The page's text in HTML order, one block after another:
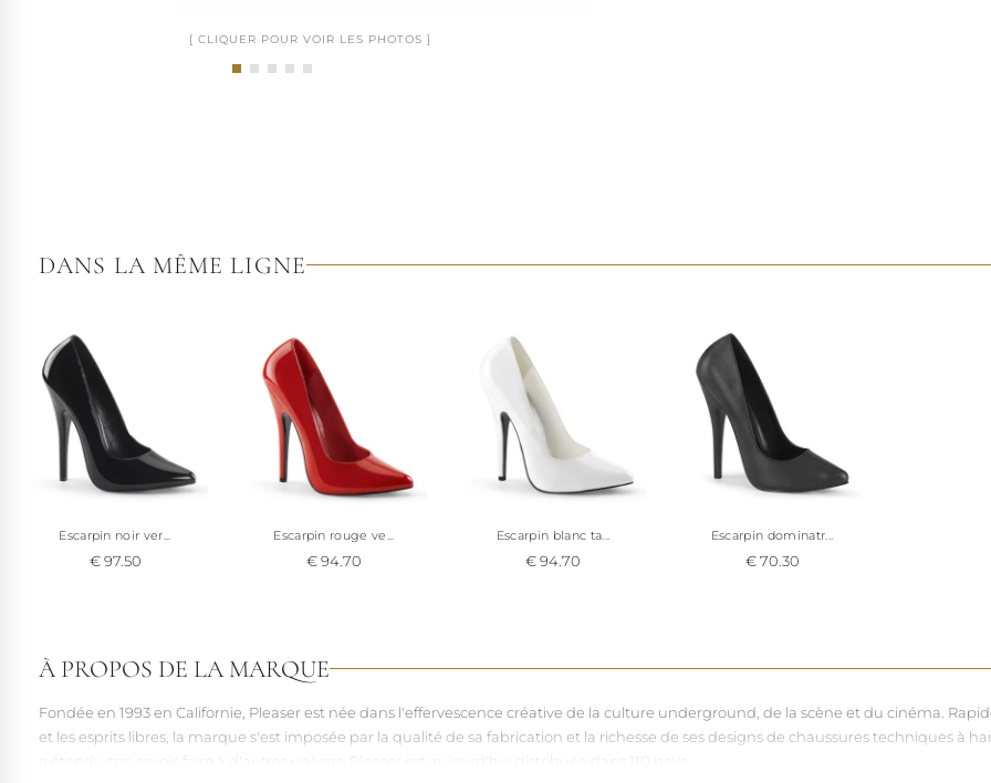
DANS LA MÊME LIGNE
Escarpin noir ver...
€ 97.50
Escarpin rouge ve...
€ 94.70
Escarpin blanc ta...
€ 94.70
Escarpin dominatr...
€ 70.30
À PROPOS DE LA MARQUE
Fondée en 1993 en Californie, Pleaser est née dans l'effervescence créative de la culture underground, de la scène et du cinéma.
et les esprits libres, la marque s'est imposée par la qualité de sa fabrication et la richesse de ses designs de chaussures techniques à
a étendu son savoir-faire à d'autres univers. Pleaser est aujourd'hui distribuée dans 110 pays.